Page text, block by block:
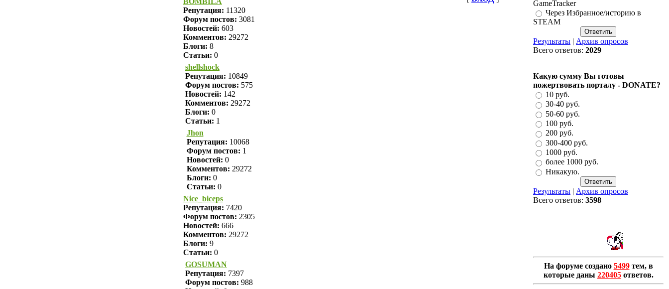
Репутация: 11320
Форум постов: 3081
Новостей: 603
Комментов: 29272
Блоги: 8
Статьи: 0
shellshock
Репутация: 10849
Форум постов: 575
Новостей: 142
Комментов: 29272
Блоги: 0
Статьи: 1
Jhon
Репутация: 10068
Форум постов: 1
Новостей: 0
Комментов: 29272
Блоги: 0
Статьи: 0
Nice_biceps
Репутация: 7420
Форум постов: 2305
Новостей: 666
Комментов: 29272
Блоги: 9
Статьи: 0
GOSUMAN
Репутация: 7397
Форум постов: 988
GameTracker
Через Избранное/историю в
STEAM
Результаты | Архив опросов
Всего ответов: 2029
Какую сумму Вы готовы
пожертвовать порталу - DONATE?
10 руб.
30-40 руб.
50-60 руб.
100 руб.
200 руб.
300-400 руб.
1000 руб.
более 1000 руб.
Никакую.
Результаты | Архив опросов
Всего ответов: 3598
На форуме создано 5499тем, в
которые даны 220405ответов.